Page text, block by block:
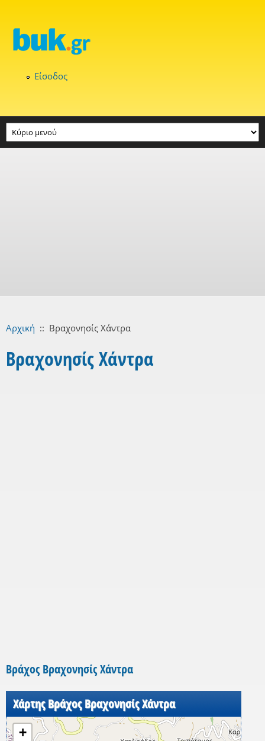
Είσοδος
Αρχική :: Βραχονησίς Χάντρα
Βραχονησίς Χάντρα
Βράχος Βραχονησίς Χάντρα
Χάρτης Βράχος Βραχονησίς Χάντρα
+